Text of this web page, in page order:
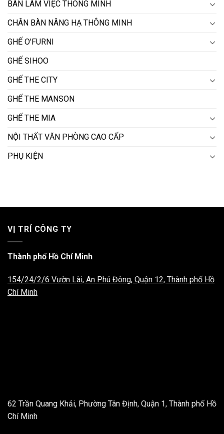
BÀN LÀM VIỆC THÔNG MINH
CHÂN BÀN NÂNG HẠ THÔNG MINH
GHẾ O'FURNI
GHẾ SIHOO
GHẾ THE CITY
GHẾ THE MANSON
GHẾ THE MIA
NỘI THẤT VĂN PHÒNG CAO CẤP
PHỤ KIỆN
VỊ TRÍ CÔNG TY
Thành phố Hồ Chí Minh
154/24/2/6 Vườn Lài, An Phú Đông, Quận 12, Thành phố Hồ
Chí Minh
62 Trần Quang Khải, Phường Tân Định, Quận 1, Thành phố Hồ
Chí Minh